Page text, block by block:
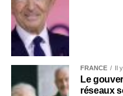
FRANCE Il
Le
réseaux